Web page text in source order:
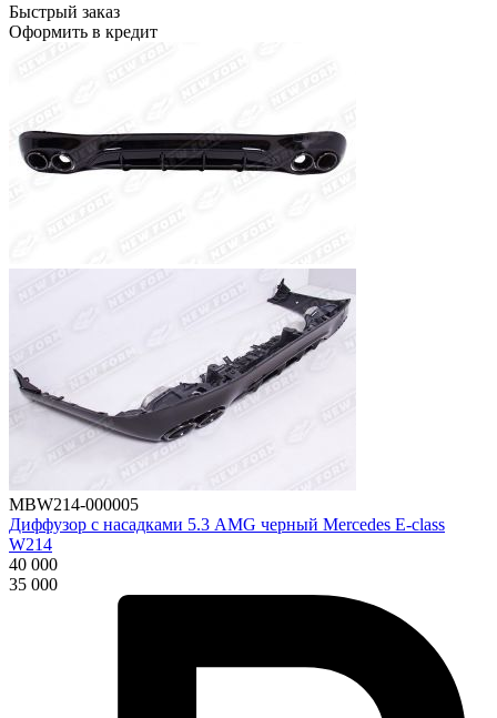
Быстрый заказ
Оформить в кредит
MBW214-000005
Диффузор с насадками 5.3 AMG черный Mercedes E-class
W214
40 000
35 000